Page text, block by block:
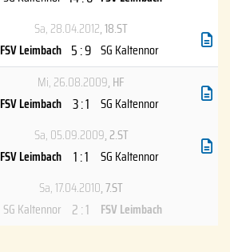
Sa, 28.04.2012, 18.ST
FSV Leimbach 5 : 9 SG Kaltennor
Mi, 26.08.2009, HF
FSV Leimbach 3 : 1 SG Kaltennor
Sa, 05.09.2009, 2.ST
FSV Leimbach 1 : 1
SG Kaltennor
Sa, 17.04.2010, 7.ST
SG Kaltennor 2 : 1 FSV Leimbach